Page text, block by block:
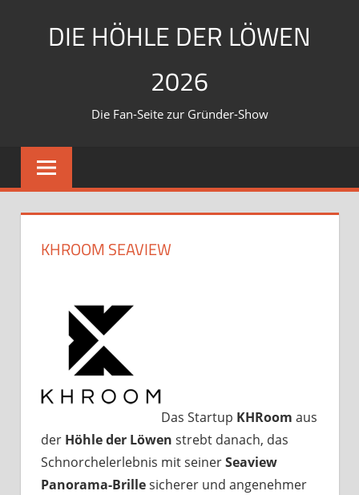
DIE HÖHLE DER LÖWEN
2026
Die Fan-Seite zur Gründer-Show
KHROOM SEAVIEW
Das Startup KHRoom aus
der Höhle der Löwen strebt danach, das
Schnorchelerlebnis mit seinerSeaview
Panorama-Brillesicherer und angenehmer